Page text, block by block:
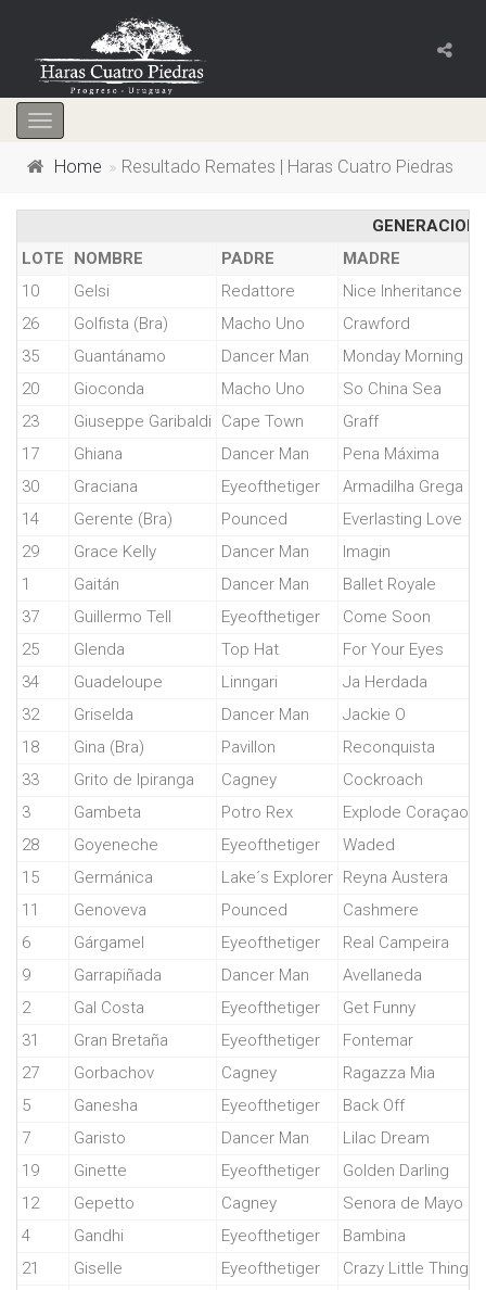
Toggle
Home Resultado Remates | Haras Cuatro Piedras
GENERACION
LOTE
NOMBRE PADRE MADRE
10
Gelsi Redattore Nice Inheritance
26
Golfista (Bra) Macho Uno Crawford
35
Guantánamo Dancer Man Monday Morning
20
Gioconda Macho Uno So China Sea
23
Giuseppe Garibaldi Cape Town Graff
17
Ghiana Dancer Man Pena Máxima
30
Graciana Eyeofthetiger Armadilha Grega
14
Gerente (Bra) Pounced Everlasting Love
29
Grace Kelly Dancer Man Imagin
1
Gaitán Dancer Man Ballet Royale
37
Guillermo Tell Eyeofthetiger Come Soon
25
Glenda Top Hat For Your Eyes
34
Guadeloupe Linngari Ja Herdada
32
Griselda Dancer Man Jackie O
18
Gina (Bra) Pavillon Reconquista
33
Grito de Ipiranga Cagney Cockroach
3
Gambeta Potro Rex Explode Coraçao
28
Goyeneche Eyeofthetiger Waded
15
Germánica Lake´s Explorer Reyna Austera
11
Genoveva Pounced Cashmere
6
Gárgamel Eyeofthetiger Real Campeira
9
Garrapiñada Dancer Man Avellaneda
2
Gal Costa Eyeofthetiger Get Funny
31
Gran Bretaña Eyeofthetiger Fontemar
27
Gorbachov Cagney Ragazza Mia
5
Ganesha Eyeofthetiger Back Off
7
Garisto Dancer Man Lilac Dream
19
Ginette Eyeofthetiger Golden Darling
12
Gepetto Cagney Senora de Mayo
4
Gandhi Eyeofthetiger Bambina
21
Giselle Eyeofthetiger Crazy Little Thing